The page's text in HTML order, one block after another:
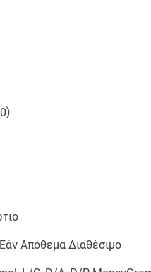
Απόθεμα Διαθέσιμο